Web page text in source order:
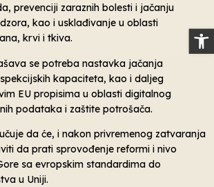
prevenciji zaraznih bolesti i jačanju
kao i usklađivanje u oblasti
krvi i tkiva.
se potreba nastavka jačanja
kapaciteta, kao i daljeg
EU propisima u oblasti digitalnog
podataka i zaštite potrošača.
da će, i nakon privremenog zatvaranja
da prati sprovođenje reformi i nivo
sa evropskim standardima do
u Uniji.